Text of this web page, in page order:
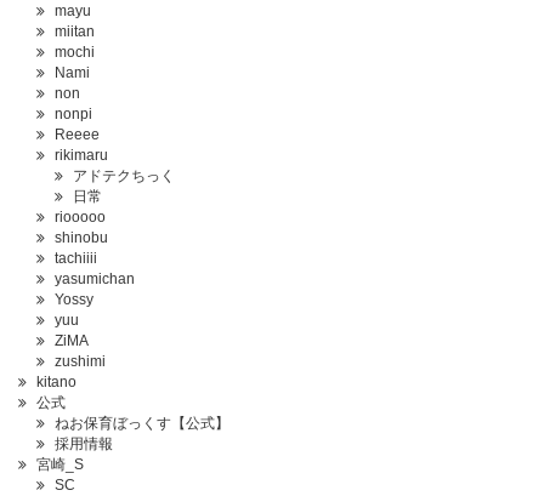
mayu
miitan
mochi
Nami
non
nonpi
Reeee
rikimaru
アドテクちっく
日常
riooooo
shinobu
tachiiii
yasumichan
Yossy
yuu
ZiMA
zushimi
kitano
公式
ねお保育ぼっくす【公式】
採用情報
宮崎_S
SC